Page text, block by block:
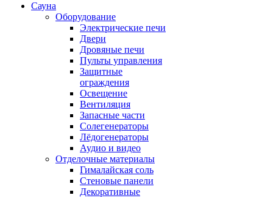
Сауна
Оборудование
Электрические печи
Двери
Дровяные печи
Пульты управления
Защитные
ограждения
Освещение
Вентиляция
Запасные части
Солегенераторы
Лёдогенераторы
Аудио и видео
Отделочные материалы
Гималайская соль
Стеновые панели
Декоративные